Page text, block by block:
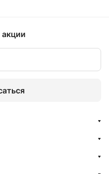
акции